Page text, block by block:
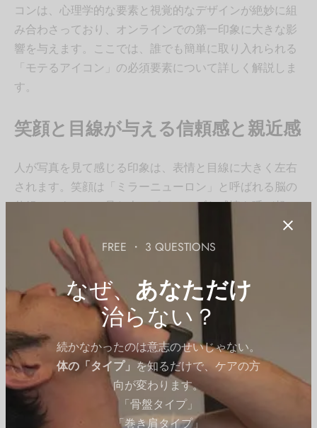
FREE ・ 3 QUESTIONS
なぜ、 あなただけ
治らない？
続かなかったのは意志のせいじゃない。
体の「タイプ」を知るだけで、ケアの方
向が変わります。
「骨盤タイプ」
「巻き肩タイプ」
コンは、心理学的な要素と視覚的なデザインが絶妙に組
み合わさっており、オンラインでの第一印象に大きな影
響を与えます。ここでは、誰でも簡単に取り入れられる
「モテるアイコン」の必須要素について詳しく解説しま
す。
笑顔と目線が与える信頼感と親近感
人が写真を見て感じる印象は、表情と目線に大きく左右
されます。笑顔は「ミラーニューロン」と呼ばれる脳の
仕組みによって、見た人にポジティブな感情を呼び起こ
します。目線がカメラに向かっている写真は、相手に対
してオープンで誠実な印象を与える効果があります。
笑顔と目線が交わる瞬間、オンライン上でも人は自然と
「この人と話してみたい」と感じるのです。
笑顔の効果を最大限に活かすための
ポイント
目元の笑顔（Duchenne Smile） ：目尻にシワができ